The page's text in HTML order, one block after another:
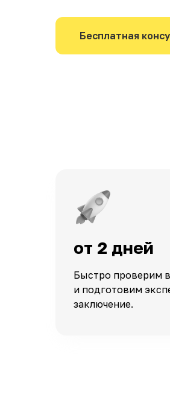
Бесплатная
от 2 дней
Быстро проверим
и подготовим
заключение.